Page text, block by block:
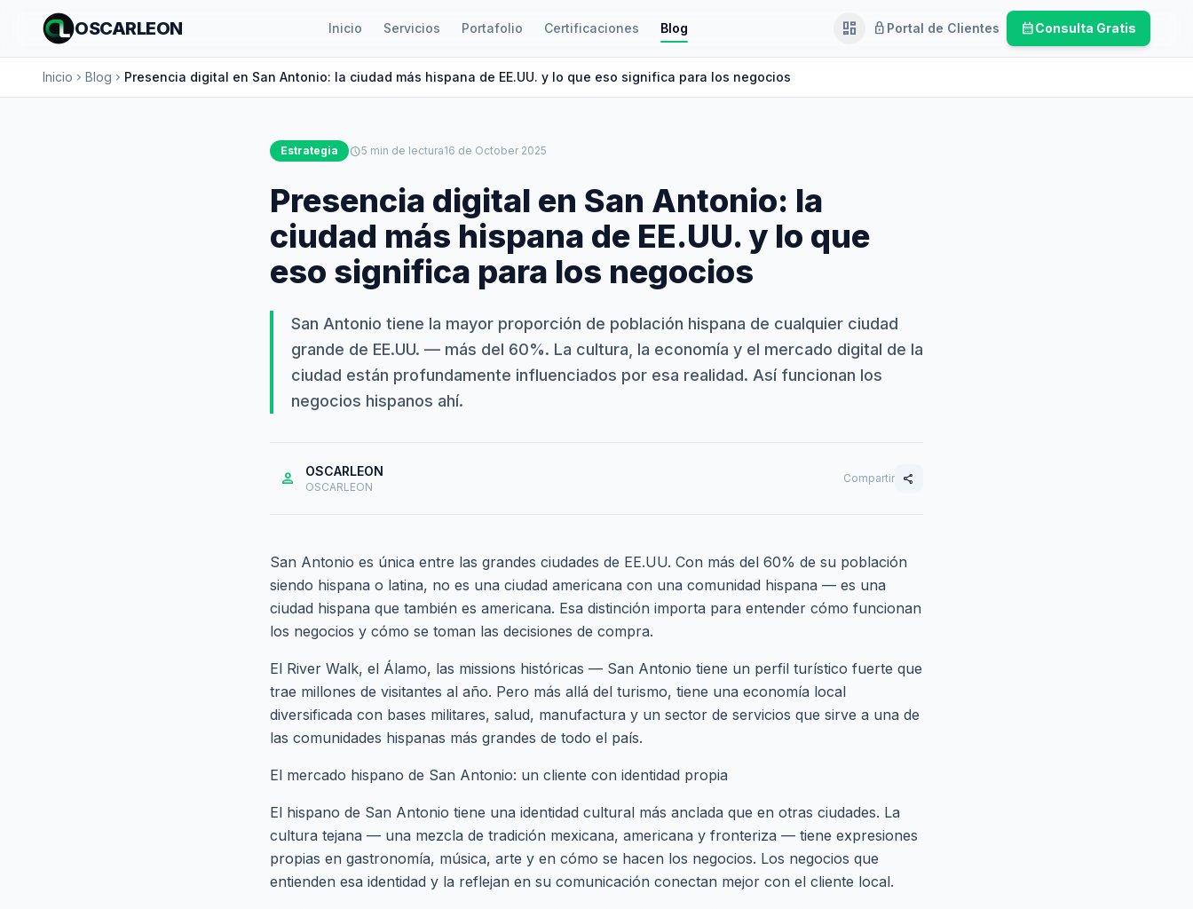
OSCARLEON Inicio Servicios Portafolio Certificaciones Blog dashboardEjecutivo
lock Portal de Clientes calendar_monthConsulta Gratis
Inicio chevron_right Blog chevron_right Presencia digital en San Antonio: la ciudad más hispana de EE.UU. y lo que eso significa para los negocios
Estrategia schedule5 min de lectura16 de October 2025
Presencia digital en San Antonio: la
ciudad más hispana de EE.UU. y lo que
eso significa para los negocios
San Antonio tiene la mayor proporción de población hispana de cualquier ciudad
grande de EE.UU. — más del 60%. La cultura, la economía y el mercado digital de la
ciudad están profundamente influenciados por esa realidad. Así funcionan los
negocios hispanos ahí.
person OSCARLEON
OSCARLEON
Compartir share
San Antonio es única entre las grandes ciudades de EE.UU. Con más del 60% de su población
siendo hispana o latina, no es una ciudad americana con una comunidad hispana — es una
ciudad hispana que también es americana. Esa distinción importa para entender cómo funcionan
los negocios y cómo se toman las decisiones de compra.
El River Walk, el Álamo, las missions históricas — San Antonio tiene un perfil turístico fuerte que
trae millones de visitantes al año. Pero más allá del turismo, tiene una economía local
diversificada con bases militares, salud, manufactura y un sector de servicios que sirve a una de
las comunidades hispanas más grandes de todo el país.
El mercado hispano de San Antonio: un cliente con identidad propia
El hispano de San Antonio tiene una identidad cultural más anclada que en otras ciudades. La
cultura tejana — una mezcla de tradición mexicana, americana y fronteriza — tiene expresiones
propias en gastronomía, música, arte y en cómo se hacen los negocios. Los negocios que
entienden esa identidad y la reflejan en su comunicación conectan mejor con el cliente local.